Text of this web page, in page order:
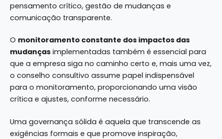
pensamento crítico, gestão de mudanças e
comunicação transparente.
O monitoramento constante dos impactos das
mudanças implementadas também é essencial para
que a empresa siga no caminho certo e, mais uma vez,
o conselho consultivo assume papel indispensável
para o monitoramento, proporcionando uma visão
crítica e ajustes, conforme necessário.
Uma governança sólida é aquela que transcende as
exigências formais e que promove inspiração,